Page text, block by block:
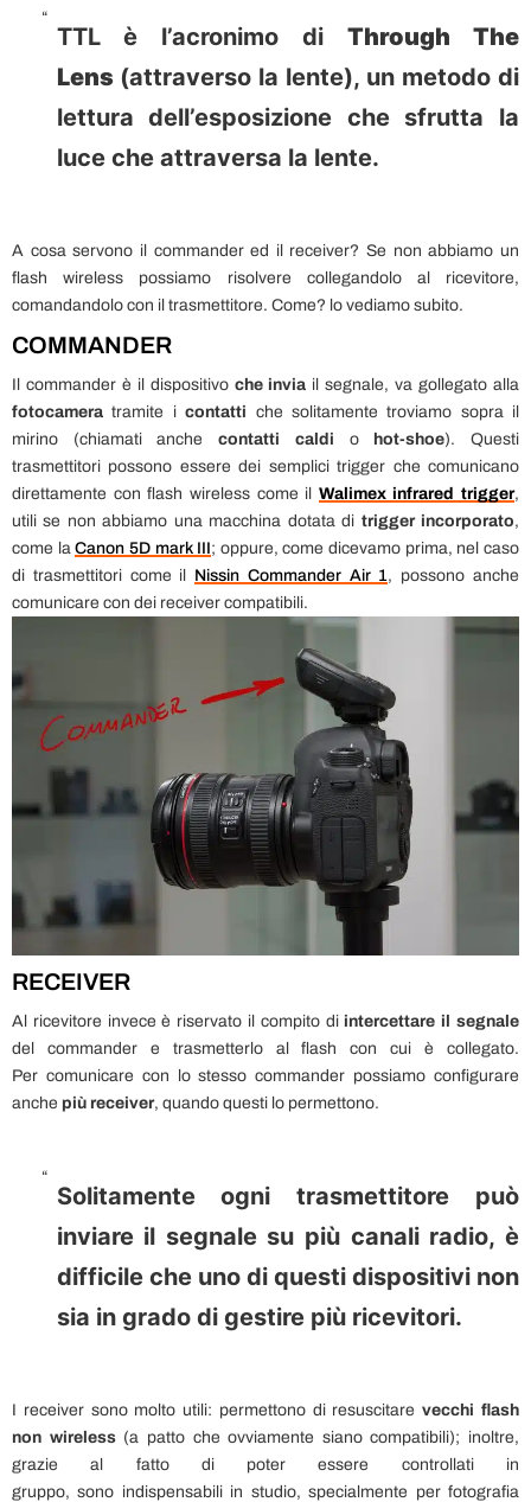
TTL è l’acronimo diThrough The
Lens(attraverso la lente), un metodo di
lettura dell’esposizione che sfrutta la
luce che attraversa la lente.
A cosa servono il commander ed il receiver? Se non abbiamo un
flash wireless possiamo risolvere collegandolo al ricevitore,
comandandolo con il trasmettitore. Come? lo vediamo subito.
COMMANDER
Il commander è il dispositivo che invia il segnale, va gollegato alla
fotocamera tramite icontatti che solitamente troviamo sopra il
mirino (chiamati anchecontatti caldi o hot-shoe). Questi
trasmettitori possono essere dei semplici trigger che comunicano
direttamente con flash wireless come il Walimex infrared trigger,
utili se non abbiamo una macchina dotata di trigger incorporato,
come laCanon 5D mark III; oppure, come dicevamo prima, nel caso
di trasmettitori come il Nissin Commander Air 1, possono anche
comunicare con dei receiver compatibili.
RECEIVER
Al ricevitore invece è riservato il compito di intercettare il segnale
del commander e trasmetterlo al flash con cui è collegato.
Per comunicare con lo stesso commander possiamo configurare
anche più receiver, quando questi lo permettono.
Solitamente ogni trasmettitore può
inviare il segnale su più canali radio, è
difficile che uno di questi dispositivi non
sia in grado di gestire più ricevitori.
I receiver sono molto utili: permettono di resuscitare vecchi flash
non wireless(a patto che ovviamente siano compatibili); inoltre,
grazie al fatto di poter essere controllati in
gruppo, sono indispensabili in studio, specialmente per fotografia